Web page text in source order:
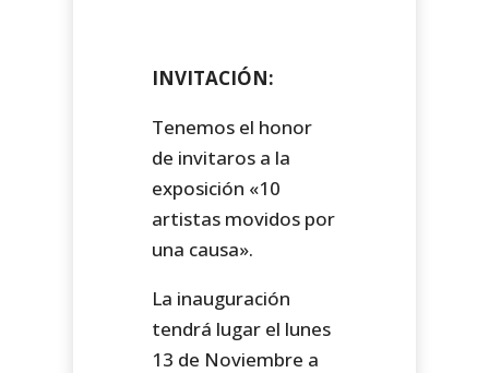
INVITACIÓN:
Tenemos el honor
de invitaros a la
exposición «10
artistas movidos por
una causa».
La inauguración
tendrá lugar el lunes
13 de Noviembre a